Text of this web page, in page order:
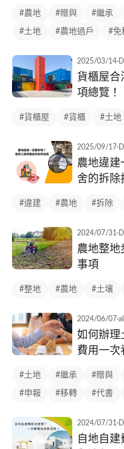
#農地 #贈與 #繼承
#土地 #農地過戶 #免
2025/03/14·
貨櫃屋合
項總覽！
#貨櫃屋 #貨櫃 #土地
2025/09/17·
農地違建
舍的拆除
#違建 #農地 #拆除
2024/07/31 ·
農地整地
事項
#整地 #農地 #土壤
2024/06/07·
如何辦理
費用一次
#土地 #繼承 #贈與
#申報 #移轉 #代書
2024/07/31 ·
自地自